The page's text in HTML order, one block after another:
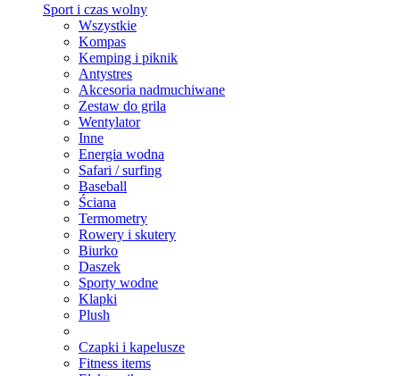
Sport i czas wolny
Wszystkie
Kompas
Kemping i piknik
Antystres
Akcesoria nadmuchiwane
Zestaw do grila
Wentylator
Inne
Energia wodna
Safari / surfing
Baseball
Ściana
Termometry
Rowery i skutery
Biurko
Daszek
Sporty wodne
Klapki
Plush
Czapki i kapelusze
Fitness items